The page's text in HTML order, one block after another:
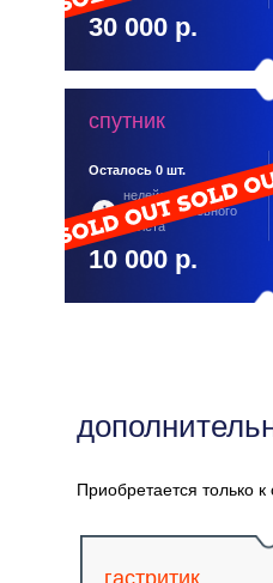
спутник
Осталось 0 шт.
10 000 р.
недействителен без
покупки основного
билета
30 000 р.
Приобретается только
гастритик